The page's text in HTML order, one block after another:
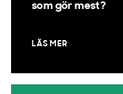
som gör mest?
LÄS MER